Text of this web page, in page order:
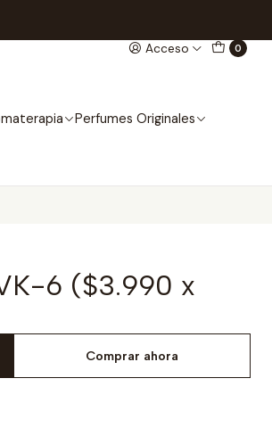
Acceso 0
Perfumes Originales
6 ($3.990 x
Comprar ahora